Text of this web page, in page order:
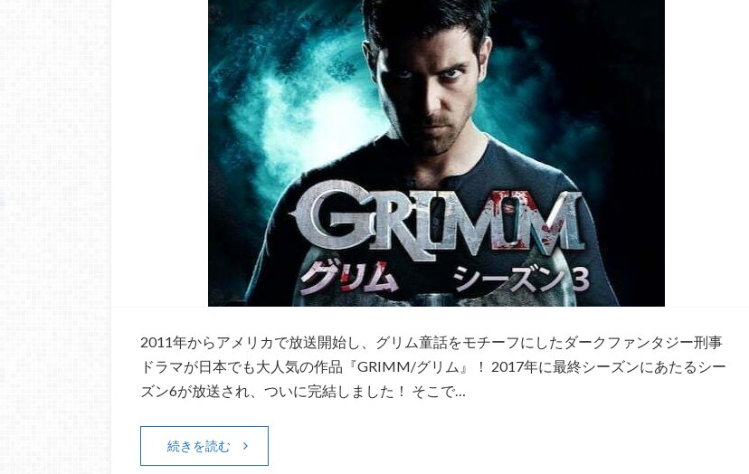
2011年からアメリカで放送開始し、グリム童話をモチーフにしたダークファンタジー刑事
ドラマが日本でも大人気の作品『GRIMM/グリム』！ 2017年に最終シーズンにあたるシー
ズン6が放送され、ついに完結しました！ そこで…
続きを読む